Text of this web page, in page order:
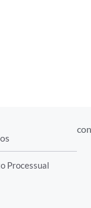
Processual